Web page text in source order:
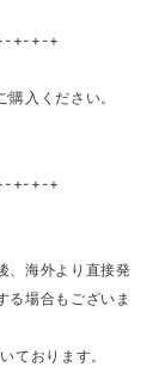
+-+-+
入ください。
+-+-+
、海外より直接発
る場合もございま
ております。